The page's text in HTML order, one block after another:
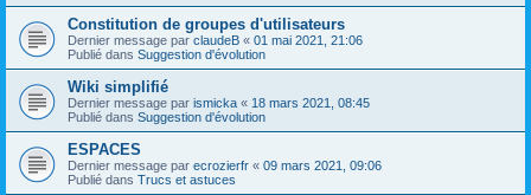
Constitution de groupes d'utilisateurs
Dernier message par claudeB « 01 mai 2021, 21:06
Publié dans Suggestion d'évolution
Wiki simplifié
Dernier message par ismicka « 18 mars 2021, 08:45
Publié dans Suggestion d'évolution
ESPACES
Dernier message par ecrozierfr « 09 mars 2021, 09:06
Publié dans Trucs et astuces